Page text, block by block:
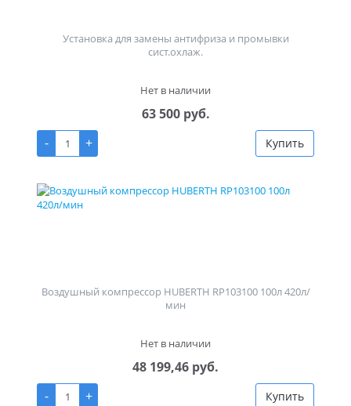
Установка для замены антифриза и промывки
сист.охлаж.
Нет в наличии
63 500 руб.
-
+ Купить
Воздушный компрессор HUBERTH RP103100 100л 420л/
мин
Нет в наличии
48 199,46 руб.
-
+ Купить